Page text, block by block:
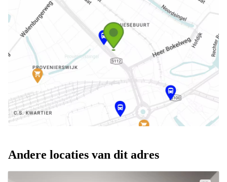
Andere locaties van dit adres